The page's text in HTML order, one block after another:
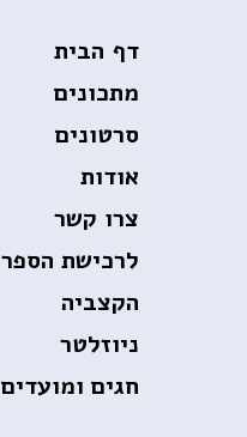
דף הבית
מתכונים
סרטונים
אודות
צרו קשר
לרכישת הספר
הקצביה
ניוזלטר
חגים ומועדים